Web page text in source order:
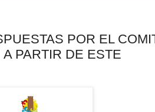
POR EL
PARTIR DE ESTE